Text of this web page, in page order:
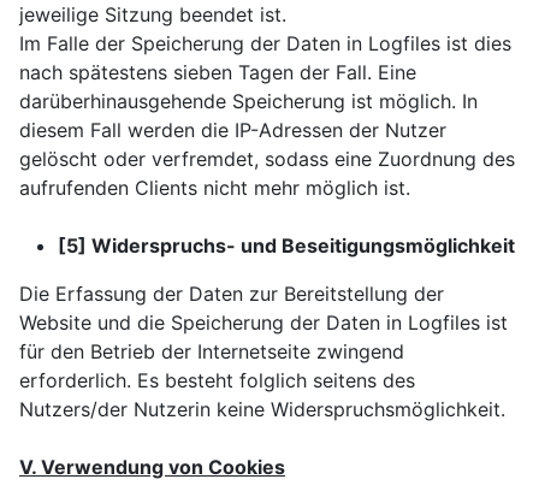
jeweilige Sitzung beendet ist.
Im Falle der Speicherung der Daten in Logfiles ist dies
nach spätestens sieben Tagen der Fall. Eine
darüberhinausgehende Speicherung ist möglich. In
diesem Fall werden die IP-Adressen der Nutzer
gelöscht oder verfremdet, sodass eine Zuordnung des
aufrufenden Clients nicht mehr möglich ist.
[5] Widerspruchs- und Beseitigungsmöglichkeit
Die Erfassung der Daten zur Bereitstellung der
Website und die Speicherung der Daten in Logfiles ist
für den Betrieb der Internetseite zwingend
erforderlich. Es besteht folglich seitens des
Nutzers/der Nutzerin keine Widerspruchsmöglichkeit.
V. Verwendung von Cookies